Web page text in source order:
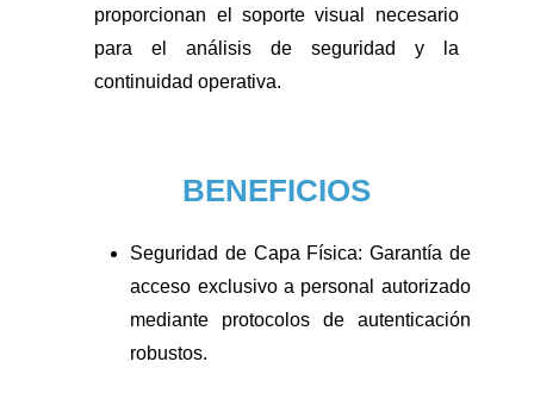
proporcionan el soporte visual necesario
para el análisis de seguridad y la
continuidad operativa.
BENEFICIOS
Seguridad de Capa Física: Garantía de
acceso exclusivo a personal autorizado
mediante protocolos de autenticación
robustos.